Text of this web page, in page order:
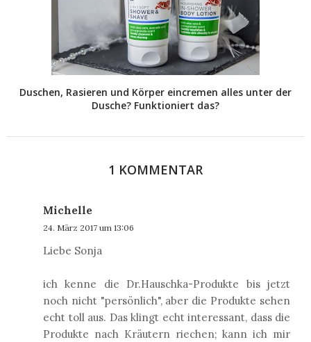
Duschen, Rasieren und Körper eincremen alles unter der
Dusche? Funktioniert das?
1 KOMMENTAR
Michelle
24. März 2017 um 13:06
Liebe Sonja
ich kenne die Dr.Hauschka-Produkte bis jetzt
noch nicht "persönlich", aber die Produkte sehen
echt toll aus. Das klingt echt interessant, dass die
Produkte nach Kräutern riechen; kann ich mir